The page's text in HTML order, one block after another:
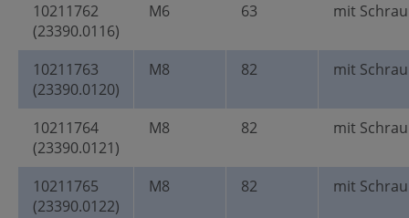
10211762
(23390.0116)
M6 63 mit
10211763
(23390.0120)
M8 82 mit
10211764
(23390.0121)
M8 82 mit
10211765
(23390.0122)
M8 82 mit